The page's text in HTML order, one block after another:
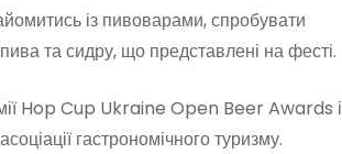
із пивоварами, спробувати
та сидру, що представлені на фесті.
Hop Cup Ukraine Open Beer Awards і
гастрономічного туризму.